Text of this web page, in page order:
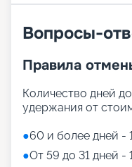
Вопросы-
Правила
Количество дней
удержания от
●60 и более дней -
●От 59 до 31 дней -